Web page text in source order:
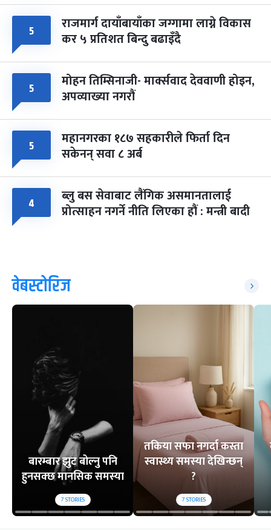
५ राजमार्ग दायाँबायाँका जग्गामा लाग्ने विकास
कर ५ प्रतिशत बिन्दु बढाइँदै
५ मोहन तिम्सिनाजी- मार्क्सवाद देववाणी होइन,
अपव्याख्या नगरौं
५ महानगरका १८७ सहकारीले फिर्ता दिन
सकेनन् सवा ८ अर्ब
४ ब्लु बस सेवाबाट लैंगिक असमानतालाई
प्रोत्साहन नगर्ने नीति लिएका हौं : मन्त्री बादी
वेबस्टोरिज
बारम्बार झुट बोल्नु पनि
हुनसक्छ मानसिक समस्या
7STORIES
तकिया सफा नगर्दा कस्ता
स्वास्थ्य समस्या देखिन्छन्
?
7STORIES